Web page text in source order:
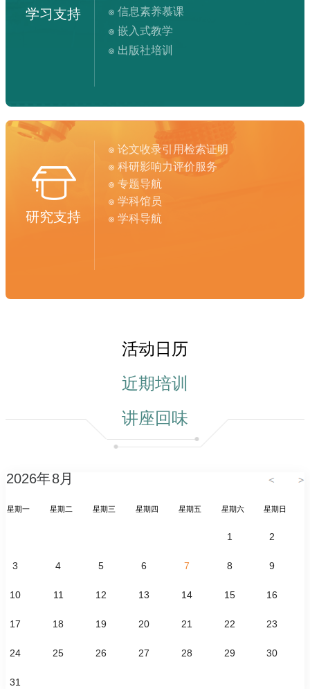
学习支持
信息素养慕课
嵌入式教学
出版社培训
研究支持
论文收录引用检索证明
科研影响力评价服务
专题导航
学科馆员
学科导航
活动日历
近期培训
讲座回味
2026年8月
星期一 星期二 星期三 星期四 星期五 星期六 星期日
1 2
3 4 5 6 7 8 9
10 11 12 13 14 15 16
17 18 19 20 21 22 23
24 25 26 27 28 29 30
31